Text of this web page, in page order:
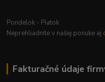
Pondelok - Piatok
Neprehliadnite v našej ponuke aj
Fakturačné údaje